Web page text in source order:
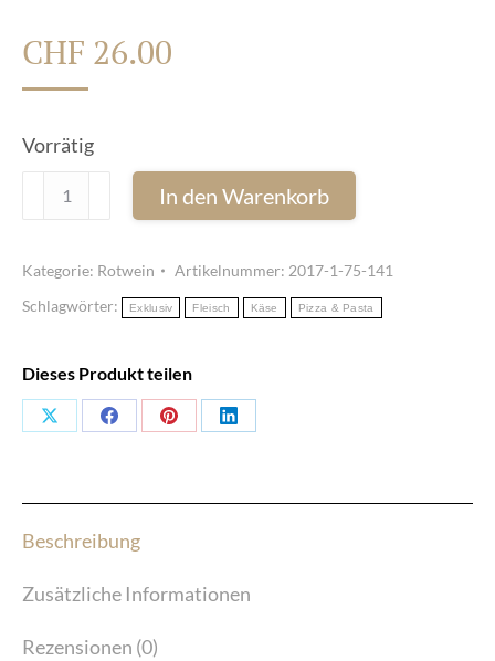
CHF 26.00
Vorrätig
Schioppettino
Giulia
2017
-
Sgubin
(75
cl)
In den Warenkorb
Kategorie: Rotwein Artikelnummer: 2017-1-75-141
Schlagwörter:
Exklusiv Fleisch Käse Pizza & Pasta
Dieses Produkt teilen
Share
Share
Share
Share
Beschreibung
Zusätzliche Informationen
Rezensionen (0)